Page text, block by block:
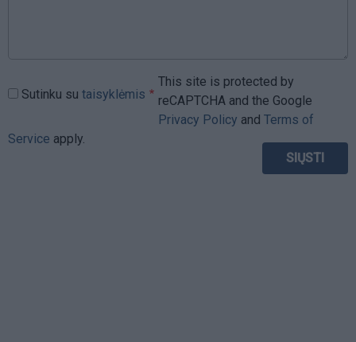
Sutinku su taisyklėmis
This site is protected by
reCAPTCHA and the Google
Privacy Policy and Terms of
Service apply.